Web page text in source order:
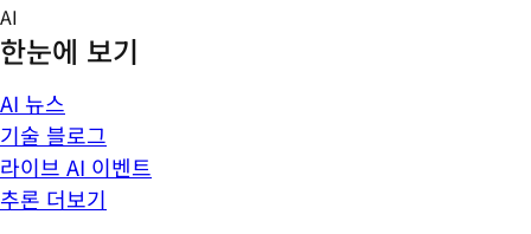
Skip
to
content
AI
한눈에 보기
AI 뉴스
기술 블로그
라이브 AI 이벤트
추론 더보기